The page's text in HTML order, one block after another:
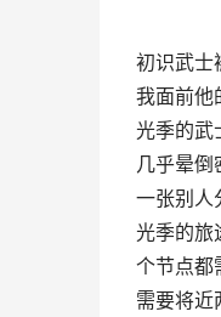
初识武士
我面前他
光季的武
几乎晕倒
一张别人
光季的旅
个节点都
需要将近